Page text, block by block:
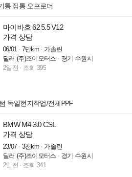
통 정통 오프로더
마이바흐 62 5.5 V12
가격 상담
06/01 7만km
가솔린
딜러 (주)조이모터스
경기 수원시
2일전
조회 395
독일현지작업/전체PPF
BMW M4 3.0 CSL
가격 상담
23/07 3천km
가솔린
딜러 (주)조이모터스
경기 수원시
2일전
조회 341